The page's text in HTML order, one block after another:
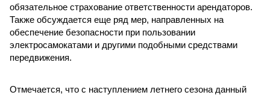
обязательное страхование ответственности арендаторов.
Также обсуждается еще ряд мер, направленных на
обеспечение безопасности при пользовании
электросамокатами и другими подобными средствами
передвижения.
Отмечается, что с наступлением летнего сезона данный